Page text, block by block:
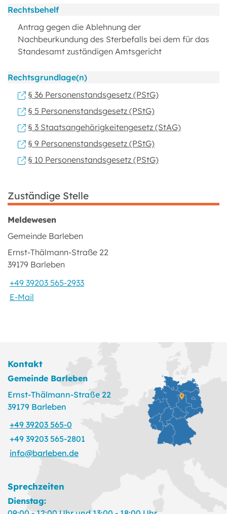
Rechtsbehelf
Antrag gegen die Ablehnung der
Nachbeurkundung des Sterbefalls bei dem für das
Standesamt zuständigen Amtsgericht
Rechtsgrundlage(n)
§ 36 Personenstandsgesetz (PStG)
§ 5 Personenstandsgesetz (PStG)
§ 3 Staatsangehörigkeitengesetz (StAG)
§ 9 Personenstandsgesetz (PStG)
§ 10 Personenstandsgesetz (PStG)
Zuständige Stelle
Meldewesen
Gemeinde Barleben
Ernst-Thälmann-Straße 22
39179 Barleben
+49 39203 565-2933
E-Mail
Kontakt
Gemeinde Barleben
Ernst-Thälmann-Straße 22
39179 Barleben
+49 39203 565-0
+49 39203 565-2801
info@barleben.de
Sprechzeiten
Dienstag: